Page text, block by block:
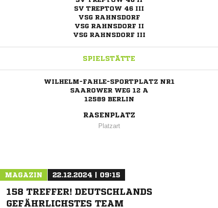
SV TREPTOW 46 III
VSG RAHNSDORF
VSG RAHNSDORF II
VSG RAHNSDORF III
SPIELSTÄTTE
WILHELM-FAHLE-SPORTPLATZ NR1
SAAROWER WEG 12 A
12589 BERLIN
RASENPLATZ
Platzart
MAGAZIN 22.12.2024 | 09:15
158 TREFFER! DEUTSCHLANDS
GEFÄHRLICHSTES TEAM